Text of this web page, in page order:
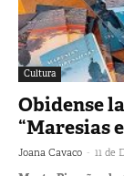
Cultura
Obidense
“Maresias
Joana Cavaco - 11 de